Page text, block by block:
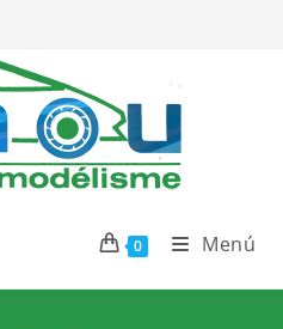
0 Menú